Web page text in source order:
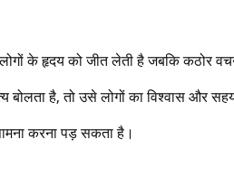
लोगों के हृदय को जीत लेती है जबकि कठोर
है, तो उसे लोगों का विश्वास और
करना पड़ सकता है।